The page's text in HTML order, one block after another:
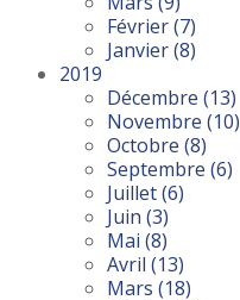
Février(7)
Janvier(8)
2019
Décembre (13)
Novembre (10)
Octobre (8)
Septembre (6)
Juillet(6)
Juin (3)
Mai (8)
Avril (13)
Mars (18)